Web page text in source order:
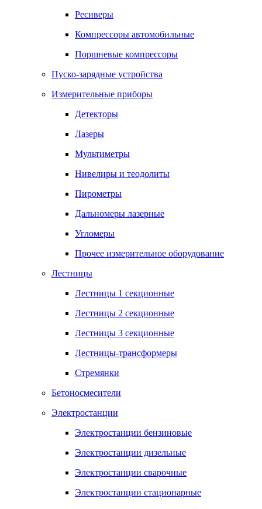
Ресиверы
Компрессоры автомобильные
Поршневые компрессоры
Пуско-зарядные устройства
Измерительные приборы
Детекторы
Лазеры
Мультиметры
Нивелиры и теодолиты
Пирометры
Дальномеры лазерные
Угломеры
Прочее измерительное оборудование
Лестницы
Лестницы 1 секционные
Лестницы 2 секционные
Лестницы 3 секционные
Лестницы-трансформеры
Стремянки
Бетоносмесители
Электростанции
Электростанции бензиновые
Электростанции дизельные
Электростанции сварочные
Электростанции стационарные